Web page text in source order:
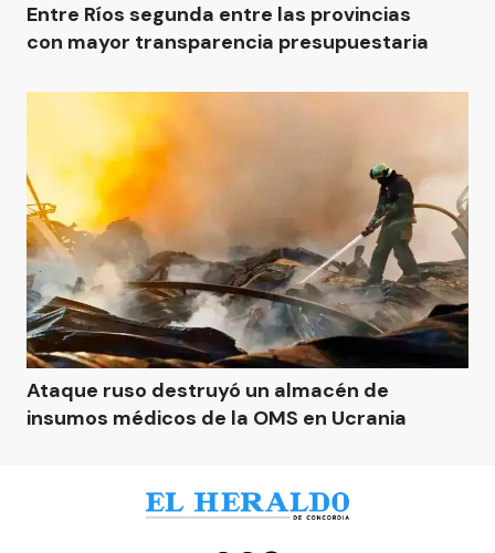
Entre Ríos segunda entre las provincias
con mayor transparencia presupuestaria
Ataque ruso destruyó un almacén de
insumos médicos de la OMS en Ucrania